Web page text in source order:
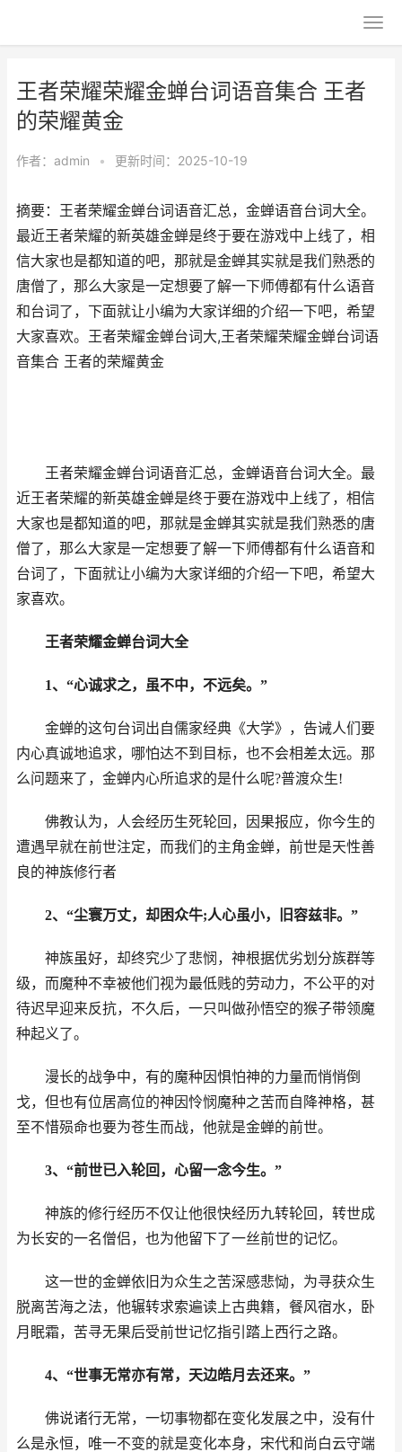
王者荣耀荣耀金蝉台词语音集合 王者
的荣耀黄金
作者： admin • 更新时间：2025-10-19
摘要：王者荣耀金蝉台词语音汇总，金蝉语音台词大全。
最近王者荣耀的新英雄金蝉是终于要在游戏中上线了，相
信大家也是都知道的吧，那就是金蝉其实就是我们熟悉的
唐僧了，那么大家是一定想要了解一下师傅都有什么语音
和台词了，下面就让小编为大家详细的介绍一下吧，希望
大家喜欢。王者荣耀金蝉台词大,王者荣耀荣耀金蝉台词语
音集合 王者的荣耀黄金
王者荣耀金蝉台词语音汇总，金蝉语音台词大全。最
近王者荣耀的新英雄金蝉是终于要在游戏中上线了，相信
大家也是都知道的吧，那就是金蝉其实就是我们熟悉的唐
僧了，那么大家是一定想要了解一下师傅都有什么语音和
台词了，下面就让小编为大家详细的介绍一下吧，希望大
家喜欢。
王者荣耀金蝉台词大全
1、“心诚求之，虽不中，不远矣。”
金蝉的这句台词出自儒家经典《大学》，告诫人们要
内心真诚地追求，哪怕达不到目标，也不会相差太远。那
么问题来了，金蝉内心所追求的是什么呢?普渡众生!
佛教认为，人会经历生死轮回，因果报应，你今生的
遭遇早就在前世注定，而我们的主角金蝉，前世是天性善
良的神族修行者
2、“尘寰万丈，却困众牛;人心虽小，旧容兹非。”
神族虽好，却终究少了悲悯，神根据优劣划分族群等
级，而魔种不幸被他们视为最低贱的劳动力，不公平的对
待迟早迎来反抗，不久后，一只叫做孙悟空的猴子带领魔
种起义了。
漫长的战争中，有的魔种因惧怕神的力量而悄悄倒
戈，但也有位居高位的神因怜悯魔种之苦而自降神格，甚
至不惜殒命也要为苍生而战，他就是金蝉的前世。
3、“前世已入轮回，心留一念今生。”
神族的修行经历不仅让他很快经历九转轮回，转世成
为长安的一名僧侣，也为他留下了一丝前世的记忆。
这一世的金蝉依旧为众生之苦深感悲恸，为寻获众生
脱离苦海之法，他辗转求索遍读上古典籍，餐风宿水，卧
月眠霜，苦寻无果后受前世记忆指引踏上西行之路。
4、“世事无常亦有常，天边皓月去还来。”
佛说诸行无常，一切事物都在变化发展之中，没有什
么是永恒，唯一不变的就是变化本身，宋代和尚白云守端